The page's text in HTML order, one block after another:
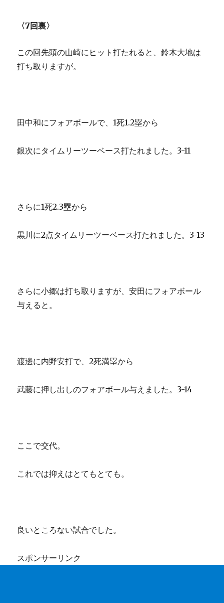
〈7回裏〉
この回先頭の山崎にヒット打たれると、鈴木大地は
打ち取りますが。
田中和にフォアボールで、1死1.2塁から
銀次にタイムリーツーベース打たれました。3-11
さらに1死2.3塁から
黒川に2点タイムリーツーベース打たれました。3-13
さらに小郷は打ち取りますが、安田にフォアボール
与えると。
渡邊に内野安打で、2死満塁から
武藤に押し出しのフォアボール与えました。3-14
ここで交代。
これでは抑えはとてもとても。
良いところない試合でした。
スポンサーリンク